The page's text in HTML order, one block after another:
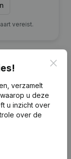
vereist.
2017
verzamelt
u deze
u inzicht over
over de